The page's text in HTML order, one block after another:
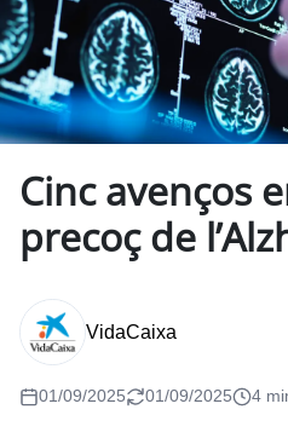
Cinc avenços
precoç de
VidaCaixa
01/09/2025 01/09/2025 4